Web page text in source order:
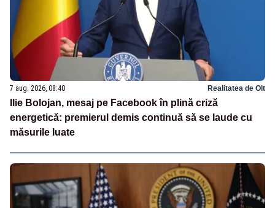
7 aug. 2026, 08:40 Realitatea de Olt
Ilie Bolojan, mesaj pe Facebook în plină criză
energetică: premierul demis continuă să se laude cu
măsurile luate